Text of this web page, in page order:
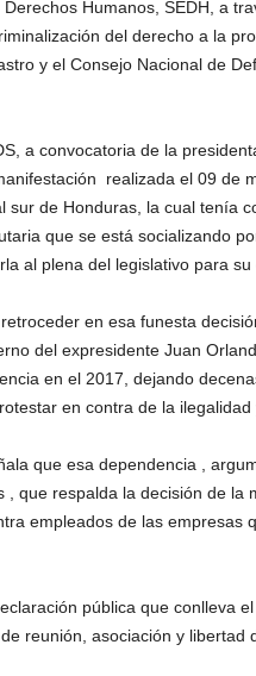
Humanos, SEDH, a
del derecho a la
y el Consejo Nacional de
a convocatoria de la
realizada el 09 de
sur de Honduras, la cual tenía
que se está socializando
al plena del legislativo para su
en esa funesta
del expresidente Juan
en el 2017, dejando
en contra de la ilegalidad
que esa dependencia ,
, que respalda la decisión de la
empleados de las empresas
pública que conlleva
reunión, asociación y libertad